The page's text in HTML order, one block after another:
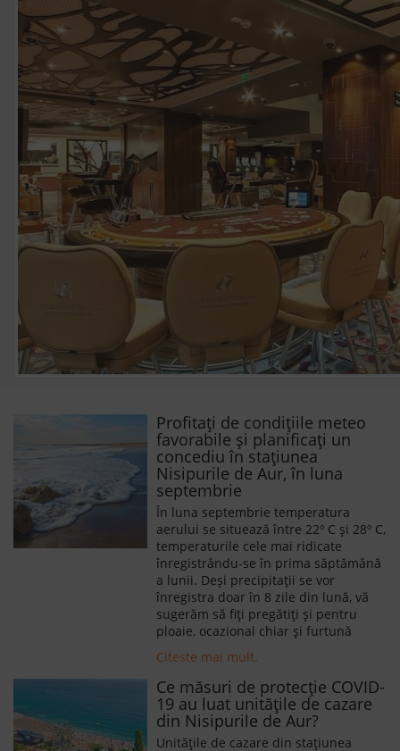
Profitați de condițiile meteo
favorabile și planificați un
concediu în stațiunea
Nisipurile de Aur, în luna
septembrie
În luna septembrie temperatura
aerului se situează între 22º C și 28º C,
temperaturile cele mai ridicate
înregistrându-se în prima săptămână
a lunii. Deși precipitații se vor
înregistra doar în 8 zile din lună, vă
sugerăm să fiți pregătiți și pentru
ploaie, ocazional chiar și furtună
Citeste mai mult.
Ce măsuri de protecție COVID-
19 au luat unitățile de cazare
din Nisipurile de Aur?
Unitățile de cazare din stațiunea